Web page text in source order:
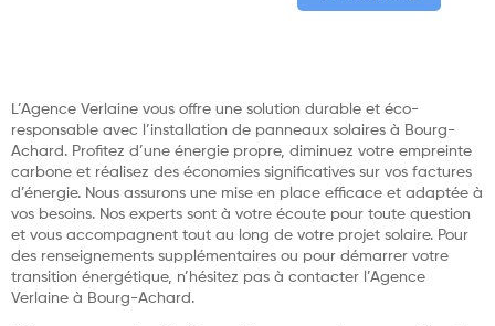
L’Agence Verlaine vous offre une solution durable et éco-
responsable avec l’installation de panneaux solaires à Bourg-
Achard. Profitez d’une énergie propre, diminuez votre empreinte
carbone et réalisez des économies significatives sur vos factures
d’énergie. Nous assurons une mise en place efficace et adaptée à
vos besoins. Nos experts sont à votre écoute pour toute question
et vous accompagnent tout au long de votre projet solaire. Pour
des renseignements supplémentaires ou pour démarrer votre
transition énergétique, n’hésitez pas à contacter l’Agence
Verlaine à Bourg-Achard.